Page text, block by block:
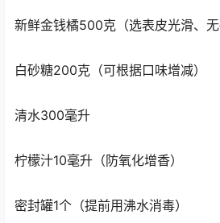
新鲜金钱橘500克（选表皮光滑、无
白砂糖200克（可根据口味增减）
清水300毫升
柠檬汁10毫升（防氧化增香）
密封罐1个（提前用沸水消毒）